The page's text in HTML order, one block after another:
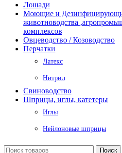
Лошади
Моющие и
животноводства
комплексов
Овцеводство / Козоводство
Перчатки
Латекс
Нитрил
Свиноводство
Шприцы, иглы, катетеры
Иглы
Нейлоновые шприцы
Поиск